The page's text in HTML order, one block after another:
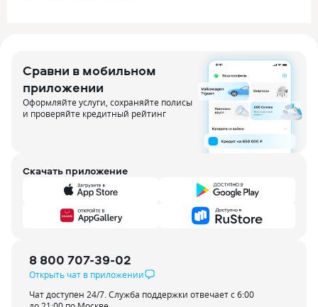
Сравни в мобильном
приложении
Оформляйте услуги, сохраняйте полисы
и проверяйте кредитный рейтинг
Скачать приложение
8 800 707-39-02
Открыть чат в приложении
Чат доступен 24/7. Служба поддержки отвечает с 6:00